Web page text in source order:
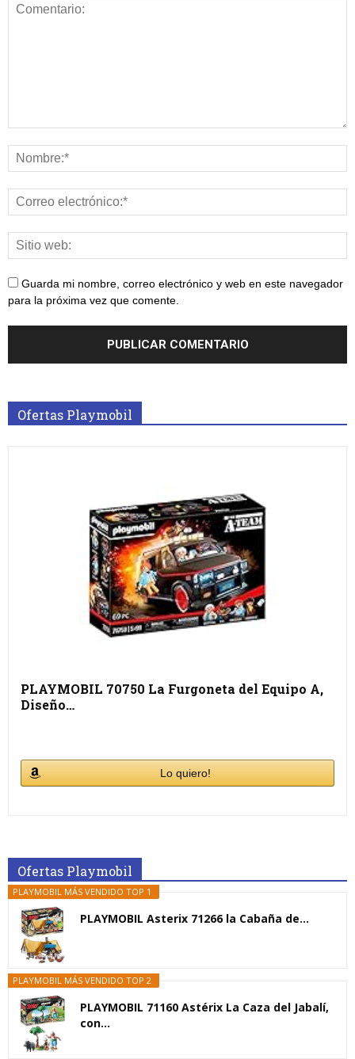
Guarda mi nombre, correo electrónico y web en este navegador
para la próxima vez que comente.
Ofertas Playmobil
PLAYMOBIL 70750 La Furgoneta del Equipo A,
Diseño…
Lo quiero!
Ofertas Playmobil
PLAYMOBIL MÁS VENDIDO TOP 1
PLAYMOBIL Asterix 71266 la Cabaña de...
PLAYMOBIL MÁS VENDIDO TOP 2
PLAYMOBIL 71160 Astérix La Caza del Jabalí,
con...